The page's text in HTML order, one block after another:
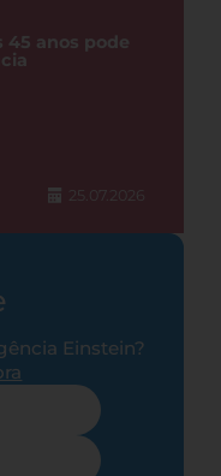
45 anos pode
25.07.2026
Einstein?